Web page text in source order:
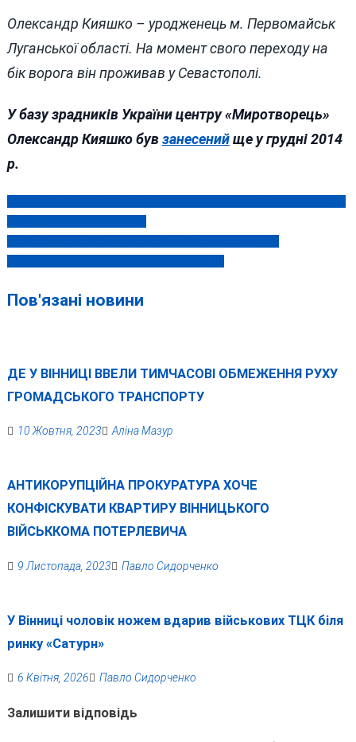
Олександр Кияшко – уродженець м. Первомайськ
Луганської області. На момент свого переходу на
бік ворога він проживав у Севастополі.
У базу зрадників України центру «Миротворець»
Олександр Кияшко бувзанесенийще у грудні 2014
р.
Навігація
записів
Пов'язані новини
ДЕ У ВІННИЦІ ВВЕЛИ ТИМЧАСОВІ ОБМЕЖЕННЯ РУХУ
ГРОМАДСЬКОГО ТРАНСПОРТУ
10 Жовтня, 2023 Аліна Мазур
АНТИКОРУПЦІЙНА ПРОКУРАТУРА ХОЧЕ
КОНФІСКУВАТИ КВАРТИРУ ВІННИЦЬКОГО
ВІЙСЬККОМА ПОТЕРЛЕВИЧА
9 Листопада, 2023 Павло Сидорченко
У Вінниці чоловік ножем вдарив військових ТЦК біля
ринку «Сатурн»
6 Квітня, 2026 Павло Сидорченко
Залишити відповідь